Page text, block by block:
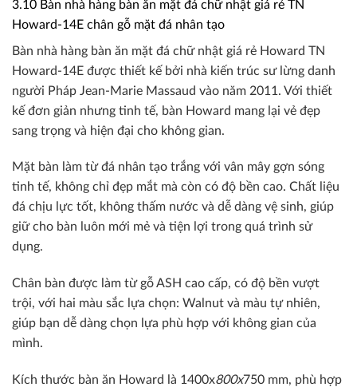
3.10 Bàn nhà hàng bàn ăn mặt đá chữ nhật giá rẻ TN
Howard-14E chân gỗ mặt đá nhân tạo
Bàn nhà hàng bàn ăn mặt đá chữ nhật giá rẻ Howard TN
Howard-14E được thiết kế bởi nhà kiến trúc sư lừng danh
người Pháp Jean-Marie Massaud vào năm 2011. Với thiết
kế đơn giản nhưng tinh tế, bàn Howard mang lại vẻ đẹp
sang trọng và hiện đại cho không gian.
Mặt bàn làm từ đá nhân tạo trắng với vân mây gợn sóng
tinh tế, không chỉ đẹp mắt mà còn có độ bền cao. Chất liệu
đá chịu lực tốt, không thấm nước và dễ dàng vệ sinh, giúp
giữ cho bàn luôn mới mẻ và tiện lợi trong quá trình sử
dụng.
Chân bàn được làm từ gỗ ASH cao cấp, có độ bền vượt
trội, với hai màu sắc lựa chọn: Walnut và màu tự nhiên,
giúp bạn dễ dàng chọn lựa phù hợp với không gian của
mình.
Kích thước bàn ăn Howard là 1400x800x750 mm, phù hợp